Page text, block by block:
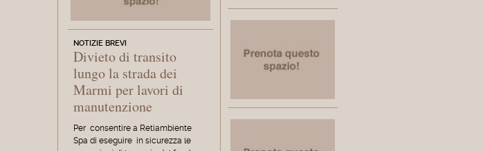
NOTIZIE BREVI
Divieto di transito
lungo la strada dei
Marmi per lavori di
manutenzione
Per consentire a Retiambiente
Spa di eseguire in sicurezza le